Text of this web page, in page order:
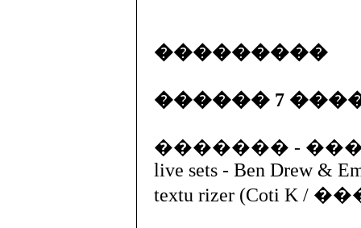
���������
������ 7
������� -
live sets - Ben Drew &
textu rizer (Coti K